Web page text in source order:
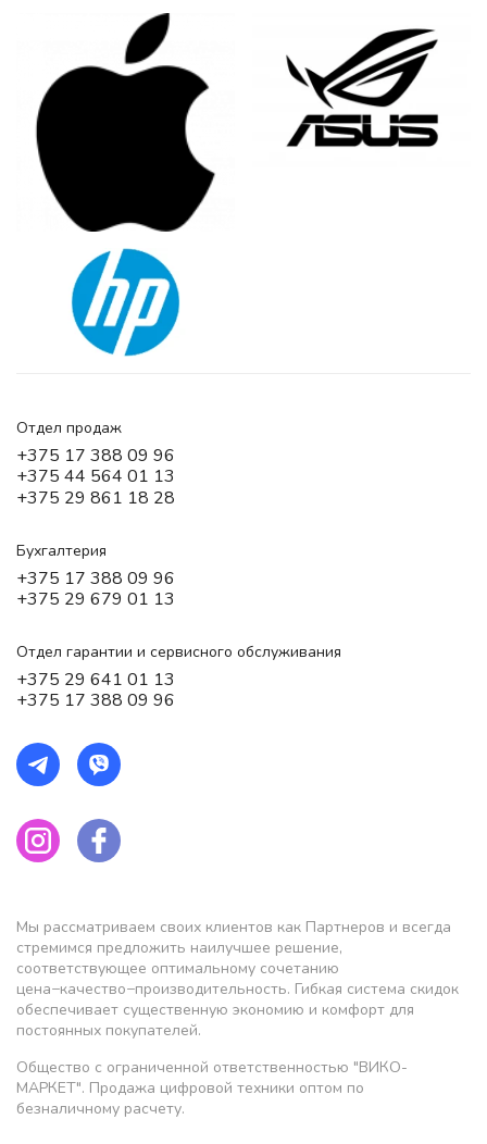
Отдел продаж
+375 17 388 09 96
+375 44 564 01 13
+375 29 861 18 28
Бухгалтерия
+375 17 388 09 96
+375 29 679 01 13
Отдел гарантии и сервисного обслуживания
+375 29 641 01 13
+375 17 388 09 96
Мы рассматриваем своих клиентов как Партнеров и всегда
стремимся предложить наилучшее решение,
соответствующее оптимальному сочетанию
цена−качество−производительность. Гибкая система скидок
обеспечивает существенную экономию и комфорт для
постоянных покупателей.
Общество с ограниченной ответственностью "ВИКО-
МАРКЕТ". Продажа цифровой техники оптом по
безналичному расчету.